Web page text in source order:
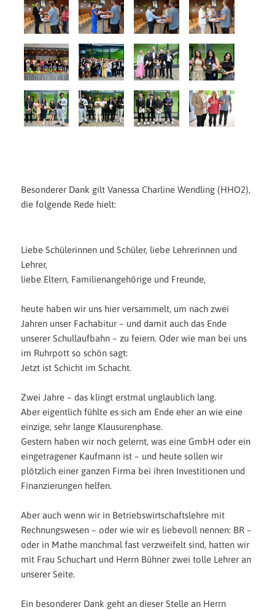
Besonderer Dank gilt Vanessa Charline Wendling (HHO2),
die folgende Rede hielt:
Liebe Schülerinnen und Schüler, liebe Lehrerinnen und
Lehrer,
liebe Eltern, Familienangehörige und Freunde,
heute haben wir uns hier versammelt, um nach zwei
Jahren unser Fachabitur – und damit auch das Ende
unserer Schullaufbahn – zu feiern. Oder wie man bei uns
im Ruhrpott so schön sagt:
Jetzt ist Schicht im Schacht.
Zwei Jahre – das klingt erstmal unglaublich lang.
Aber eigentlich fühlte es sich am Ende eher an wie eine
einzige, sehr lange Klausurenphase.
Gestern haben wir noch gelernt, was eine GmbH oder ein
eingetragener Kaufmann ist – und heute sollen wir
plötzlich einer ganzen Firma bei ihren Investitionen und
Finanzierungen helfen.
Aber auch wenn wir in Betriebswirtschaftslehre mit
Rechnungswesen – oder wie wir es liebevoll nennen: BR –
oder in Mathe manchmal fast verzweifelt sind, hatten wir
mit Frau Schuchart und Herrn Bühner zwei tolle Lehrer an
unserer Seite.
Ein besonderer Dank geht an dieser Stelle an Herrn